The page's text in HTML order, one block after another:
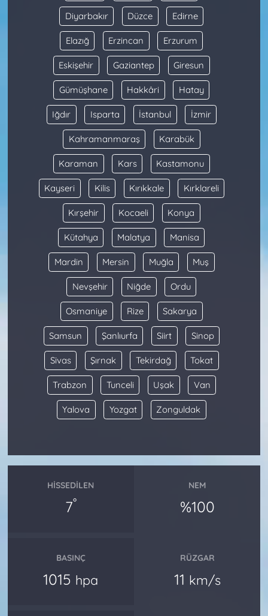
Diyarbakır Düzce Edirne
Elazığ Erzincan Erzurum
Eskişehir Gaziantep Giresun
Gümüşhane Hakkâri Hatay
Iğdır Isparta İstanbul İzmir
Kahramanmaraş Karabük
Karaman Kars Kastamonu
Kayseri Kilis Kırıkkale Kırklareli
Kırşehir Kocaeli Konya
Kütahya Malatya Manisa
Mardin Mersin Muğla Muş
Nevşehir Niğde Ordu
Osmaniye Rize Sakarya
Samsun Şanlıurfa Siirt Sinop
Sivas Şırnak Tekirdağ Tokat
Trabzon Tunceli Uşak Van
Yalova Yozgat Zonguldak
HISSEDILEN
7°
NEM
%100
BASINÇ
1015 hpa
RÜZGAR
11 km/s